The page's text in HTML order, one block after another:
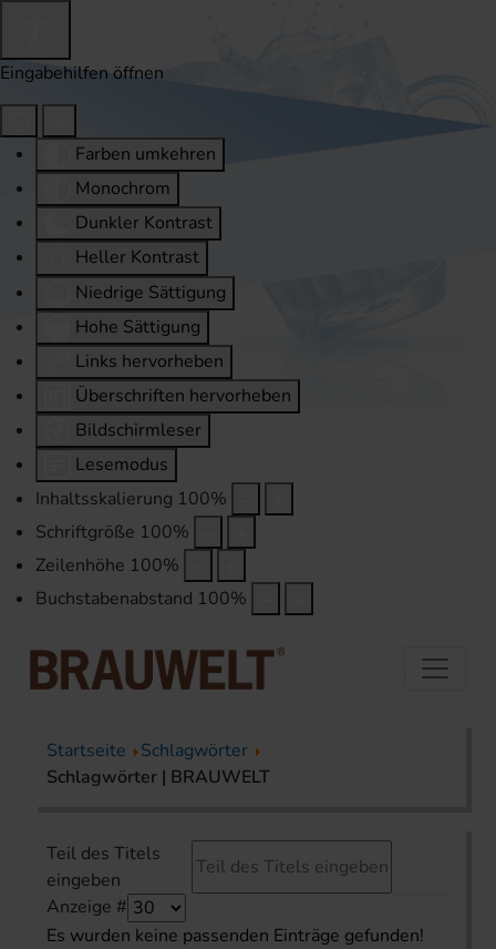
Eingabehilfen öffnen
Farben umkehren
Monochrom
Dunkler Kontrast
Heller Kontrast
Niedrige Sättigung
Hohe Sättigung
Links hervorheben
Überschriften hervorheben
Bildschirmleser
Lesemodus
Inhaltsskalierung 100%
Schriftgröße 100%
Zeilenhöhe 100%
Buchstabenabstand 100%
Startseite
Schlagwörter
Schlagwörter | BRAUWELT
Teil des Titels
eingeben
Anzeige #
Es wurden keine passenden Einträge gefunden!